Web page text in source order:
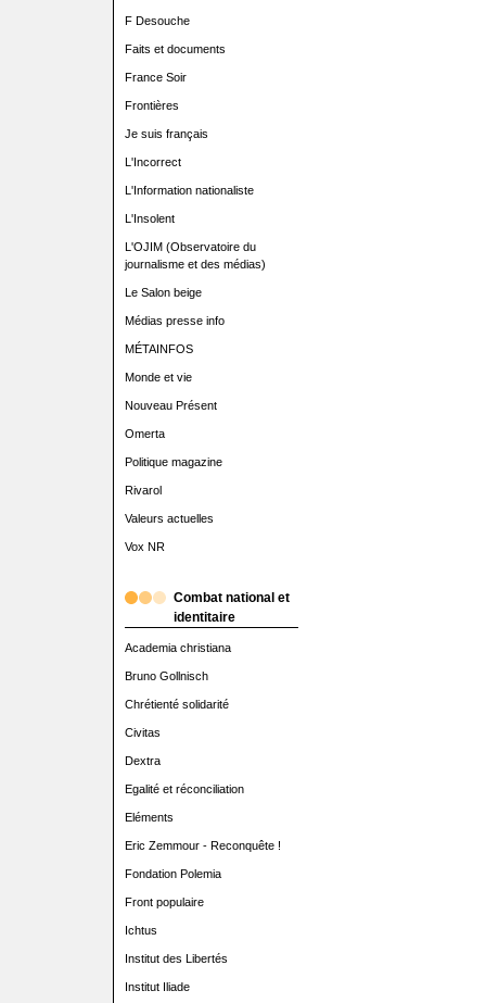
F Desouche
Faits et documents
France Soir
Frontières
Je suis français
L'Incorrect
L'Information nationaliste
L'Insolent
L'OJIM (Observatoire du
journalisme et des médias)
Le Salon beige
Médias presse info
MÉTAINFOS
Monde et vie
Nouveau Présent
Omerta
Politique magazine
Rivarol
Valeurs actuelles
Vox NR
Combat national et
identitaire
Academia christiana
Bruno Gollnisch
Chrétienté solidarité
Civitas
Dextra
Egalité et réconciliation
Eléments
Eric Zemmour - Reconquête !
Fondation Polemia
Front populaire
Ichtus
Institut des Libertés
Institut Iliade